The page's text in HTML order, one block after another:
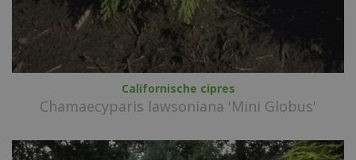
Californische cipres
Chamaecyparis lawsoniana 'Mini Globus'